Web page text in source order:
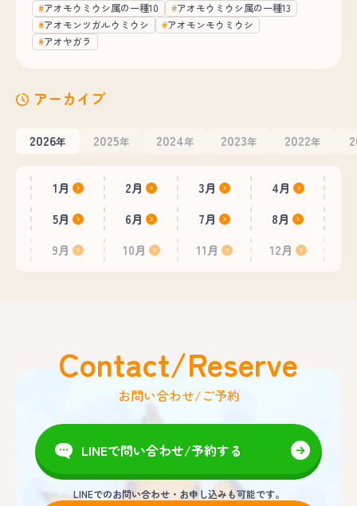
アオモウミウシ属の一種10
アオモウミウシ属の一種13
アオモンツガルウミウシ
アオモンモウミウシ
アオヤガラ
アーカイブ
2026年 2025年 2024年 2023年 2022年
1月 2月 3月
4月
5月
6月 7月
8月
9月
10月 11月 12月
Contact/Reserve
お問い合わせ/ご予約
LINEで問い合わせ/予約する
LINEでのお問い合わせ・お申し込みも可能です。